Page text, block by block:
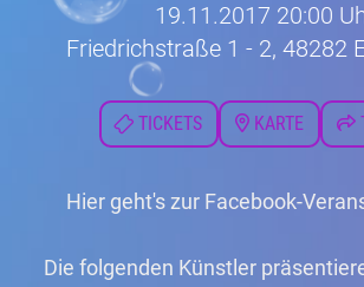
19.11.2017 20:00
Friedrichstraße 1 - 2, 48282
TICKETS KARTE
Hier geht's zur Facebook-
Die folgenden Künstler